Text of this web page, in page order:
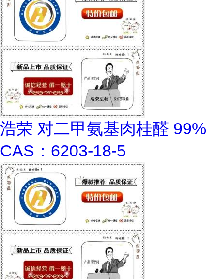
浩荣 对二甲氨基肉桂醛 99%
CAS：6203-18-5